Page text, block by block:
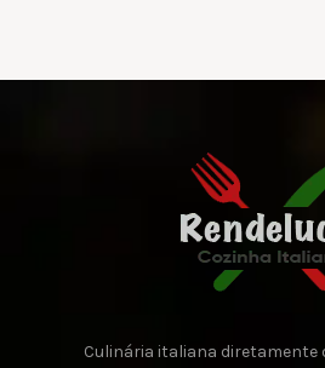
Culinária italiana diretamente